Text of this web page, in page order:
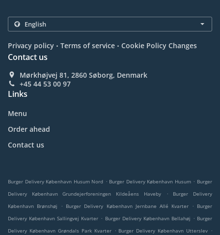
Privacy policy . Terms of service . Cookie Policy Changes
Contact us
Mørkhøjvej 81, 2860 Søborg, Denmark
+45 44 53 00 97
Links
Menu
Order ahead
Contact us
Burger Delivery København Husum Nord . Burger Delivery København Husum . Burger
Delivery København Grundejerforeningen Kildeåens Haveby
.
Burger Delivery
København Brønshøj
. Burger Delivery København Jernbane Allé Kvarter . Burger
Delivery København Sallingvej Kvarter . Burger Delivery København Bellahøj . Burger
Delivery København Grøndals Park Kvarter . Burger Delivery København Utterslev .